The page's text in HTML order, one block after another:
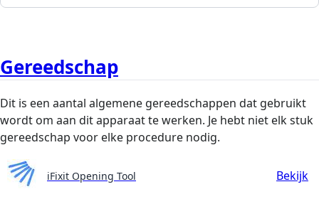
Gereedschap
Dit is een aantal algemene gereedschappen dat gebruikt
wordt om aan dit apparaat te werken. Je hebt niet elk stuk
gereedschap voor elke procedure nodig.
iFixit Opening Tool Bekijk